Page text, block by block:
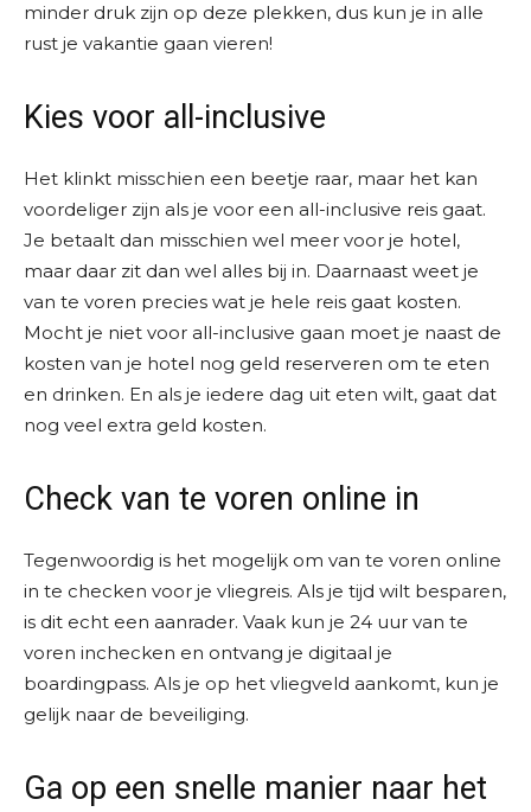
minder druk zijn op deze plekken, dus kun je in alle
rust je vakantie gaan vieren!
Kies voor all-inclusive
Het klinkt misschien een beetje raar, maar het kan
voordeliger zijn als je voor een all-inclusive reis gaat.
Je betaalt dan misschien wel meer voor je hotel,
maar daar zit dan wel alles bij in. Daarnaast weet je
van te voren precies wat je hele reis gaat kosten.
Mocht je niet voor all-inclusive gaan moet je naast de
kosten van je hotel nog geld reserveren om te eten
en drinken. En als je iedere dag uit eten wilt, gaat dat
nog veel extra geld kosten.
Check van te voren online in
Tegenwoordig is het mogelijk om van te voren online
in te checken voor je vliegreis. Als je tijd wilt besparen,
is dit echt een aanrader. Vaak kun je 24 uur van te
voren inchecken en ontvang je digitaal je
boardingpass. Als je op het vliegveld aankomt, kun je
gelijk naar de beveiliging.
Ga op een snelle manier naar het